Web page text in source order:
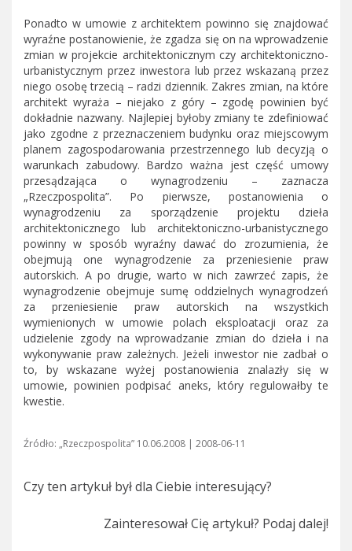
Ponadto w umowie z architektem powinno się znajdować
wyraźne postanowienie, że zgadza się on na wprowadzenie
zmian w projekcie architektonicznym czy architektoniczno-
urbanistycznym przez inwestora lub przez wskazaną przez
niego osobę trzecią – radzi dziennik. Zakres zmian, na które
architekt wyraża – niejako z góry – zgodę powinien być
dokładnie nazwany. Najlepiej byłoby zmiany te zdefiniować
jako zgodne z przeznaczeniem budynku oraz miejscowym
planem zagospodarowania przestrzennego lub decyzją o
warunkach zabudowy. Bardzo ważna jest część umowy
przesądzająca o wynagrodzeniu – zaznacza
„Rzeczpospolita”. Po pierwsze, postanowienia o
wynagrodzeniu za sporządzenie projektu dzieła
architektonicznego lub architektoniczno-urbanistycznego
powinny w sposób wyraźny dawać do zrozumienia, że
obejmują one wynagrodzenie za przeniesienie praw
autorskich. A po drugie, warto w nich zawrzeć zapis, że
wynagrodzenie obejmuje sumę oddzielnych wynagrodzeń
za przeniesienie praw autorskich na wszystkich
wymienionych w umowie polach eksploatacji oraz za
udzielenie zgody na wprowadzanie zmian do dzieła i na
wykonywanie praw zależnych. Jeżeli inwestor nie zadbał o
to, by wskazane wyżej postanowienia znalazły się w
umowie, powinien podpisać aneks, który regulowałby te
kwestie.
Źródło: „Rzeczpospolita” 10.06.2008 | 2008-06-11
Czy ten artykuł był dla Ciebie interesujący?
Zainteresował Cię artykuł? Podaj dalej!